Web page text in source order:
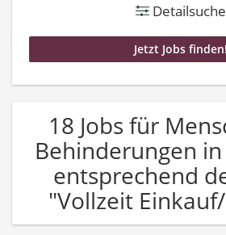
Detailsuche
18 Jobs für
Behinderungen
entsprechend
"Vollzeit